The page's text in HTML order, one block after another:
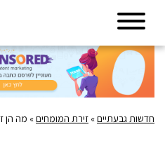
חדשות גבעתיים» זירת המומחים» מה הן